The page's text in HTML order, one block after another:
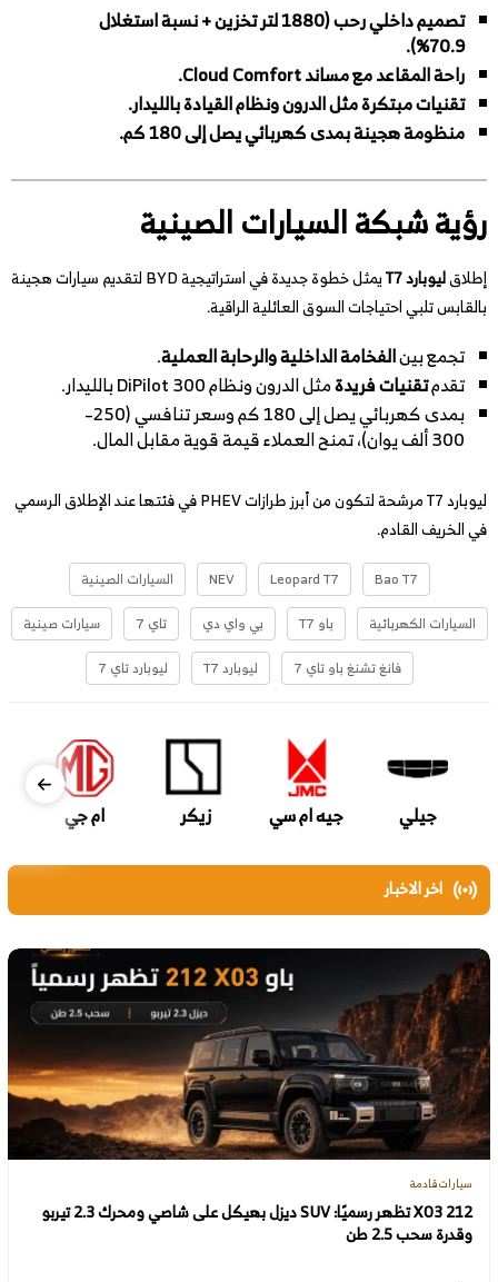
تصميم داخلي رحب (1880 لتر تخزين + نسبة استغلال
70.9%).
راحة المقاعد مع مساند Cloud Comfort.
تقنيات مبتكرة مثل الدرون ونظام القيادة بالليدار.
منظومة هجينة بمدى كهربائي يصل إلى 180 كم.
رؤية شبكة السيارات الصينية
إطلاقليوبارد T7
يمثل خطوة جديدة في استراتيجية BYD لتقديم سيارات هجينة
بالقابس تلبي احتياجات السوق العائلية الراقية.
تجمع بينالفخامة الداخلية والرحابة العملية.
تقدمتقنيات فريدةمثل الدرون ونظام DiPilot 300 بالليدار.
بمدى كهربائي يصل إلى 180 كم وسعر تنافسي (250–
300 ألف يوان)، تمنح العملاء قيمة قوية مقابل المال.
ليوبارد T7 مرشحة لتكون من أبرز طرازات PHEV في فئتها عند الإطلاق الرسمي
في الخريف القادم.
Bao T7
Leopard T7
NEV
السيارات الصينية
السيارات الكهربائية
باو T7 بي واي دي تاي 7
سيارات صينية
فانغ تشنغ باو تاي 7
ليوبارد T7 ليوبارد تاي 7
جيلي جيه ام سي زيكر ام جي
اخر الاخبار
سيارات قادمة
212 X03 تظهر رسميًا: SUV ديزل بهيكل على شاصي ومحرك 2.3 تيربو
وقدرة سحب 2.5 طن